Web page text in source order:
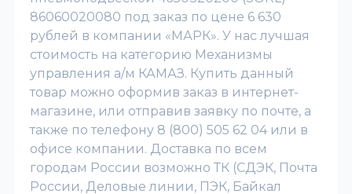
86060020080 под заказ по цене 6 630
рублей в компании «МАРК». У нас лучшая
стоимость на категорию Механизмы
управления а/м КАМАЗ. Купить данный
товар можно оформив заказ в интернет-
магазине, или отправив заявку по почте, а
также по телефону 8 (800) 505 62 04 или в
офисе компании. Доставка по всем
городам России возможно ТК (СДЭК, Почта
России, Деловые линии, ПЭК, Байкал